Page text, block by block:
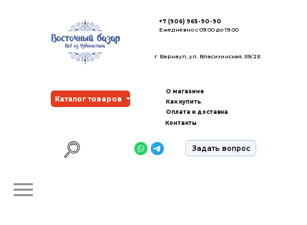
+7 (906) 965-90-90
Ежедневно с 09.00 до 19.00
г. Барнаул, ул. Власихинская, 59/2Е
Каталог товаров
Задать вопрос
О магазине
Как купить
Оплата и доставка
Контакты